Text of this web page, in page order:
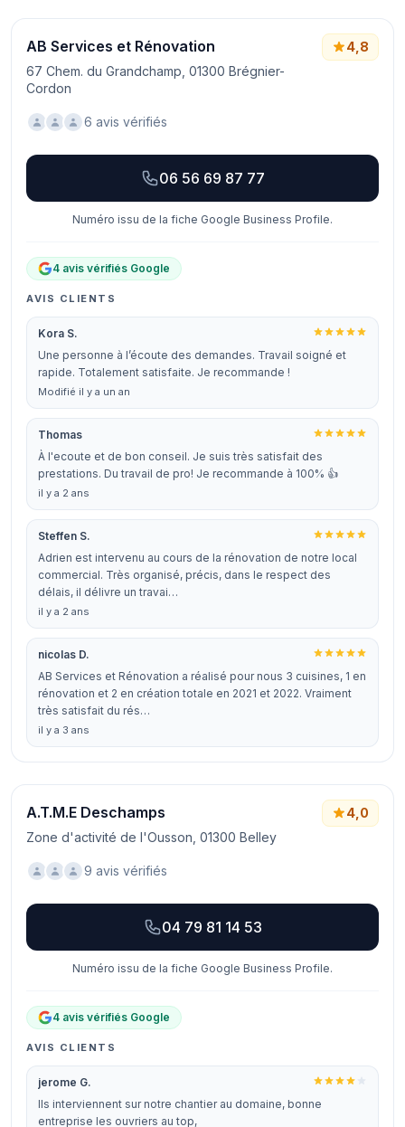
AB Services et Rénovation
67 Chem. du Grandchamp, 01300 Brégnier-
Cordon
4,8
6 avis vérifiés
06 56 69 87 77
Numéro issu de la fiche Google Business Profile.
4 avis vérifiés Google
AVIS CLIENTS
Kora S.
Une personne à l’écoute des demandes. Travail soigné et
rapide. Totalement satisfaite. Je recommande !
Modifié il y a un an
Thomas
À l'ecoute et de bon conseil. Je suis très satisfait des
prestations. Du travail de pro! Je recommande à 100% 👍
il y a 2 ans
Steffen S.
Adrien est intervenu au cours de la rénovation de notre local
commercial. Très organisé, précis, dans le respect des
délais, il délivre un travai…
il y a 2 ans
nicolas D.
AB Services et Rénovation a réalisé pour nous 3 cuisines, 1 en
rénovation et 2 en création totale en 2021 et 2022. Vraiment
très satisfait du rés…
il y a 3 ans
A.T.M.E Deschamps
Zone d'activité de l'Ousson, 01300 Belley
4,0
9 avis vérifiés
04 79 81 14 53
Numéro issu de la fiche Google Business Profile.
4 avis vérifiés Google
AVIS CLIENTS
jerome G.
Ils interviennent sur notre chantier au domaine, bonne
entreprise les ouvriers au top,